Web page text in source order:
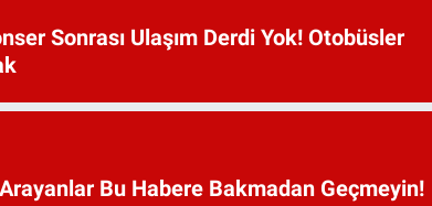
Sonrası Ulaşım Derdi Yok! Otobüsler
Bu Habere Bakmadan Geçmeyin!